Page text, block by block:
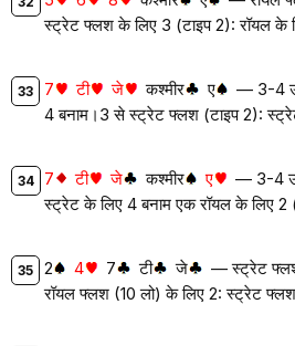
स्ट्रेट फ्लश के लिए 3 (टाइप 2): रॉयल के
7 टी जे कश्मीर ए
— 3-4
4 बनाम।3 से स्ट्रेट फ्लश (टाइप 2):
7 टी जे कश्मीर ए
— 3-4
स्ट्रेट के लिए 4 बनाम एक रॉयल के लिए 2
2 4 7 टी जे
— स्ट्रेट
रॉयल फ्लश (10 लो) के लिए 2: स्ट्रेट